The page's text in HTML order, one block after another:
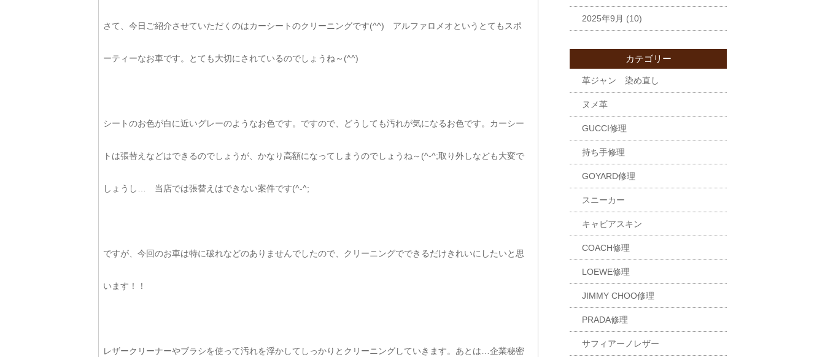
さて、今日ご紹介させていただくのはカーシートのクリーニングです(^^) アルファロメオというとてもスポ
ーティーなお車です。とても大切にされているのでしょうね～(^^)
シートのお色が白に近いグレーのようなお色です。ですので、どうしても汚れが気になるお色です。カーシー
トは張替えなどはできるのでしょうが、かなり高額になってしまうのでしょうね～(^-^;取り外しなども大変で
しょうし… 当店では張替えはできない案件です(^-^;
ですが、今回のお車は特に破れなどのありませんでしたので、クリーニングでできるだけきれいにしたいと思
います！！
レザークリーナーやブラシを使って汚れを浮かしてしっかりとクリーニングしていきます。あとは…企業秘密
2025年9月 (10)
カテゴリー
革ジャン 染め直し
ヌメ革
GUCCI修理
持ち手修理
GOYARD修理
スニーカー
キャビアスキン
COACH修理
LOEWE修理
JIMMY CHOO修理
PRADA修理
サフィアーノレザー